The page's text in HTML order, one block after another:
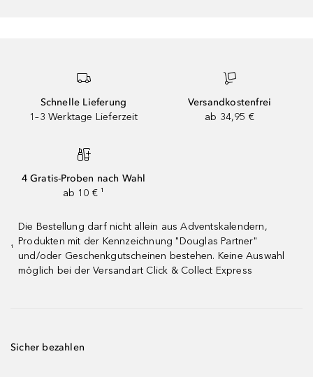
Schnelle Lieferung
1–3 Werktage Lieferzeit
Versandkostenfrei
ab 34,95 €
4 Gratis-Proben nach Wahl
ab 10 € ¹
¹
Die Bestellung darf nicht allein aus Adventskalendern,
Produkten mit der Kennzeichnung "Douglas Partner"
und/oder Geschenkgutscheinen bestehen. Keine Auswahl
möglich bei der Versandart Click & Collect Express
Sicher bezahlen